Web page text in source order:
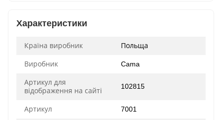
Характеристики
Країна виробник Польща
Виробник Cama
Артикул для
відображення на сайті
102815
Артикул 7001